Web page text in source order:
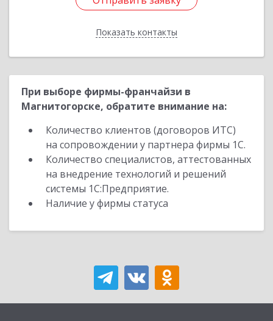
Показать контакты
Назад
При выборе фирмы-франчайзи в
Магнитогорске, обратите внимание на:
Количество клиентов (договоров ИТС)
на сопровождении у партнера фирмы 1С.
Количество специалистов, аттестованных
на внедрение технологий и решений
системы 1С:Предприятие.
Наличие у фирмы статуса